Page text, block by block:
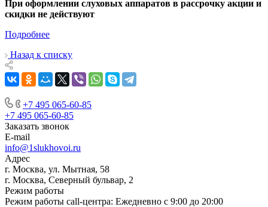
При оформлении слуховых аппаратов в рассрочку акции и
скидки не действуют
Подробнее
Назад к списку
+7 495 065-60-85
+7 495 065-60-85
Заказать звонок
E-mail
info@1slukhovoi.ru
Адрес
г. Москва, ул. Мытная, 58
г. Москва, Северный бульвар, 2
Режим работы
Режим работы call-центра: Ежедневно с 9:00 до 20:00